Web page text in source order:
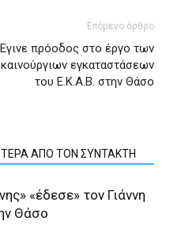
Επόμενο άρθρο
Έγινε πρόοδος στο έργο των
καινούργιων εγκαταστάσεων
του Ε.Κ.Α.Β. στην Θάσο
ΑΠΟ ΤΟΝ ΣΥΝΤΑΚΤΗ
«έδεσε» τον Γιάννη
Θάσο